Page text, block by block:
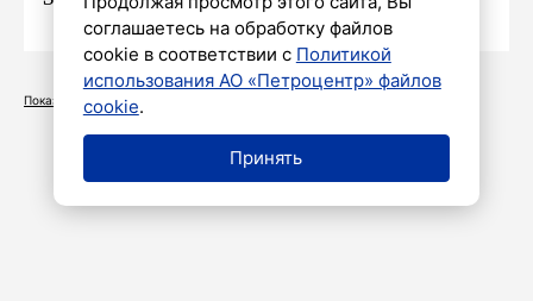
Показать больше
соглашаетесь на обработку файлов
cookie в соответствии с Политикой
использования АО «Петроцентр» файлов
cookie.
Принять